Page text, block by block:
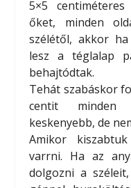
5×5
őket, minden
szélétől, akkor
lesz a téglalap
behajtódtak.
Tehát szabáskor
centit minden
keskenyebb, de
Amikor
varrni. Ha az
dolgozni a